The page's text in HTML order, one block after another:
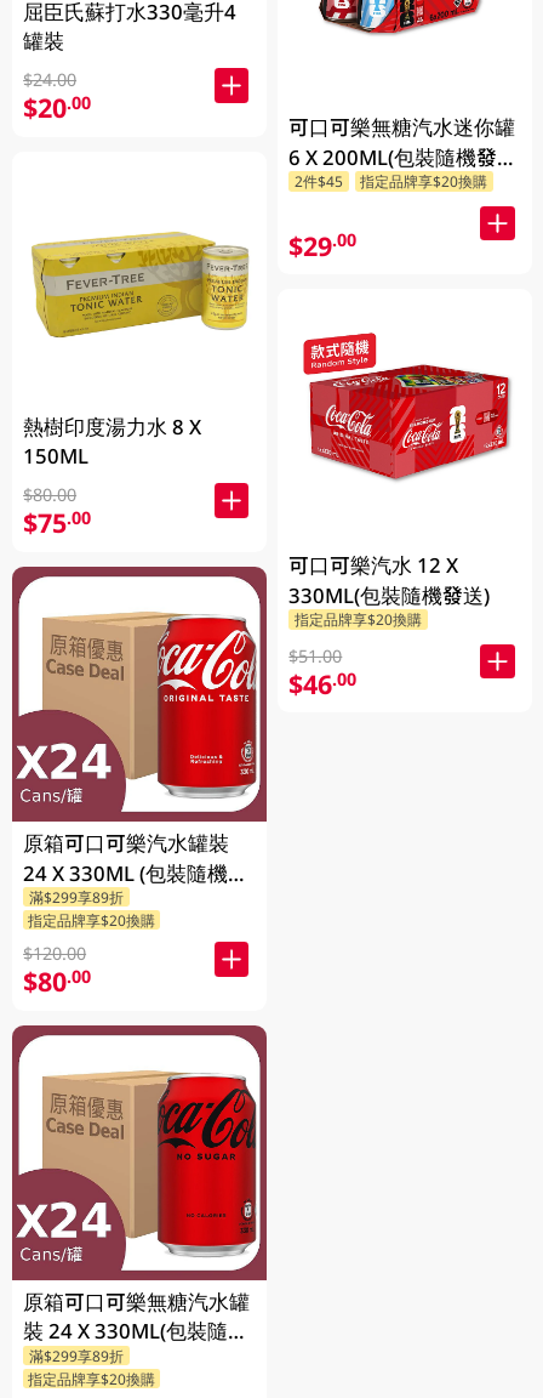
屈臣氏蘇打水330毫升4
罐裝
$24.00
$20.00
熱樹印度湯力水 8 X
150ML
$80.00
$75.00
原箱可口可樂汽水罐裝
24 X 330ML (包裝隨機發
送)
滿$299享89折
指定品牌享$20換購
$120.00
$80.00
原箱可口可樂無糖汽水罐
裝 24 X 330ML(包裝隨機
發送)
滿$299享89折
指定品牌享$20換購
可口可樂無糖汽水迷你罐
6 X 200ML(包裝隨機發
送)
2件$45 指定品牌享$20換購
$29.00
可口可樂汽水 12 X
330ML(包裝隨機發送)
指定品牌享$20換購
$51.00
$46.00